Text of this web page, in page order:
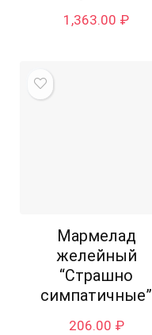
1,363.00 ₽
Мармелад
желейный
“Страшно
симпатичные”
206.00 ₽